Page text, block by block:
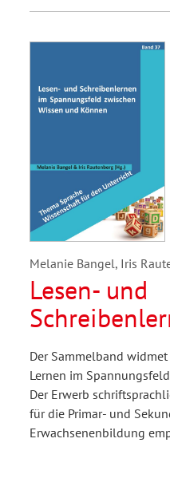
Melanie Bangel, Iris
Lesen- und
Wissen und
Der Sammelband
Lernen im
Der Erwerb
für die Primar- und
Erwachsenenbildung